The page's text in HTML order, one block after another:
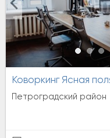
Коворкинг Ясная
Петроградский район